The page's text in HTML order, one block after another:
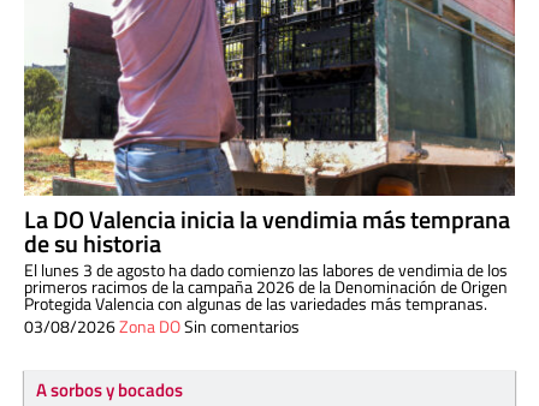
La DO Valencia inicia la vendimia más temprana
de su historia
El lunes 3 de agosto ha dado comienzo las labores de vendimia de los
primeros racimos de la campaña 2026 de la Denominación de Origen
Protegida Valencia con algunas de las variedades más tempranas.
03/08/2026Zona DOSin comentarios
A sorbos y bocados